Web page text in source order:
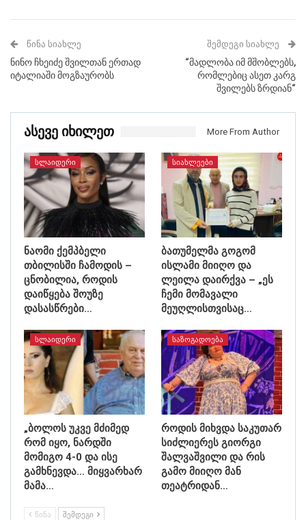
ᲬᲘᲜᲐ ᲡᲘᲐᲮᲚᲔ
ნინო ჩხეიძე შვილთან ერთად
იტალიაში მოგზაურობს
ᲨᲔᲛᲓᲔᲒᲘ ᲡᲘᲐᲮᲚᲔ
“მადლობა იმ მშობლებს,
რომლებიც ასეთ კარგ
შვილებს ზრდიან“
Ასევე Იხილეთ More From Author
ᲡᲚᲐᲘᲓᲔᲠᲘ
ნაომი ქემპბელი
თბილისში ჩამოდის –
ცნობილია, როდის
დაიწყება შოუზე
დასასწრები…
ᲡᲘᲐᲮᲚᲔᲔᲑᲘ
ბათუმელმა გოგომ
ისლამი მიიღო და
ლეილა დაირქვა – „ეს
ჩემი მომავალი
მეუღლისთვისაც…
ᲡᲚᲐᲘᲓᲔᲠᲘ
„ბოლოს უკვე მძიმედ
რომ იყო, ნარდში
მომიგო 4-0 და ისე
გამხნევდა… მიყვარხარ
მამა…
ᲡᲐᲖᲝᲒᲐᲓᲝᲔᲑᲐ
როდის მიხვდა საკუთარ
სიძლიერეს გიორგი
შალვაშვილი და რის
გამო მიიღო მან
თეატრიდან…
ᲬᲘᲜᲐ ᲨᲔᲛᲓᲔᲒᲘ